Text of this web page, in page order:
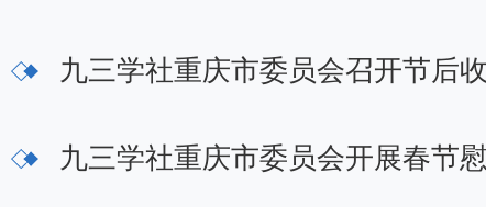
九三学社重庆市委员会召开节后
九三学社重庆市委员会开展春节